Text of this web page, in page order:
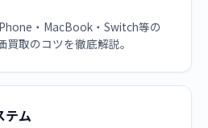
・MacBook・Switch等の
買取のコツを徹底解説。
テム